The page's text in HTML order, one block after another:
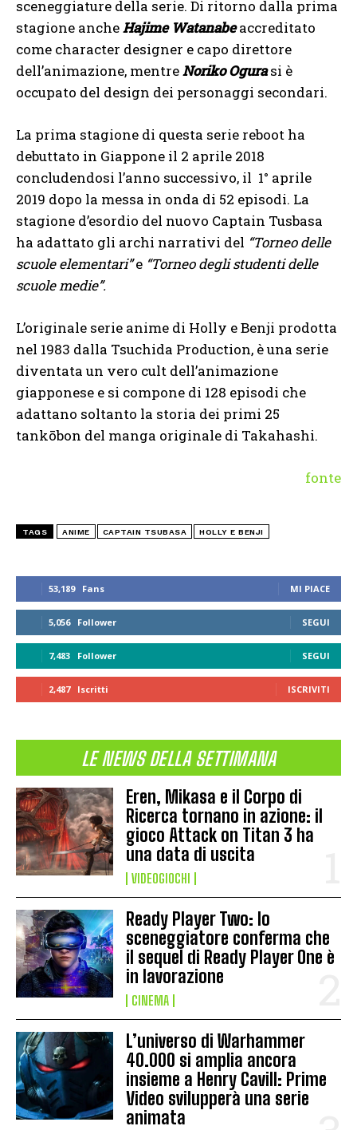
53,189 Fans MI PIACE
5,056 Follower SEGUI
7,483 Follower SEGUI
2,487 Iscritti ISCRIVITI
LE NEWS DELLA SETTIMANA
Eren, Mikasa e il Corpo di
Ricerca tornano in azione: il
gioco Attack on Titan 3 ha
una data di uscita
VIDEOGIOCHI
Ready Player Two: lo
sceneggiatore conferma che
il sequel di Ready Player One è
in lavorazione
CINEMA
L’universo di Warhammer
40.000 si amplia ancora
insieme a Henry Cavill: Prime
Video svilupperà una serie
animata
sceneggiature della serie. Di ritorno dalla prima
stagione ancheHajime Watanabeaccreditato
come character designer e capo direttore
dell’animazione, mentreNoriko Ogurasi è
occupato del design dei personaggi secondari.
La prima stagione di questa serie reboot ha
debuttato in Giappone il 2 aprile 2018
concludendosi l’anno successivo, il 1° aprile
2019 dopo la messa in onda di 52 episodi. La
stagione d’esordio del nuovo Captain Tusbasa
ha adattato gli archi narrativi del “Torneo delle
scuole elementari”e “Torneo degli studenti delle
scuole medie”.
L’originale serie anime di Holly e Benji prodotta
nel 1983 dalla Tsuchida Production, è una serie
diventata un vero cult dell’animazione
giapponese e si compone di 128 episodi che
adattano soltanto la storia dei primi 25
tankōbon del manga originale di Takahashi.
fonte
TAGS ANIME CAPTAIN TSUBASA HOLLY E BENJI